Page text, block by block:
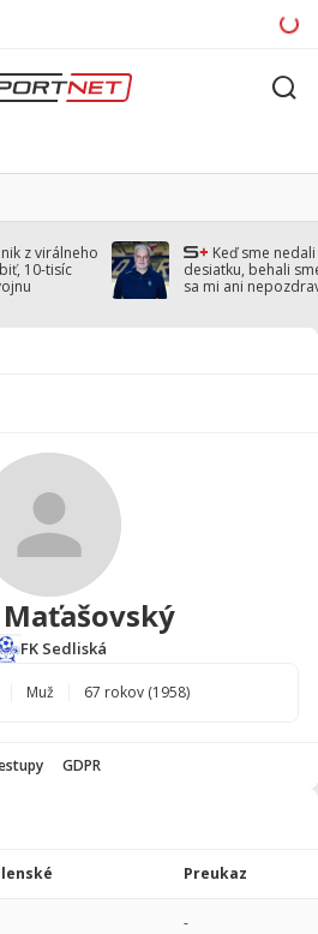
z virálneho
10-tisíc
Keď sme
desiatku, behali
sa mi ani
Maťašovský
FK Sedliská
Muž 67 rokov (1958)
GDPR
Preukaz
-